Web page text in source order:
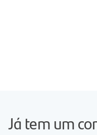
Já tem um